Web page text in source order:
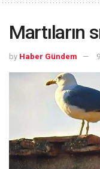
Martıların
by Haber Gündem